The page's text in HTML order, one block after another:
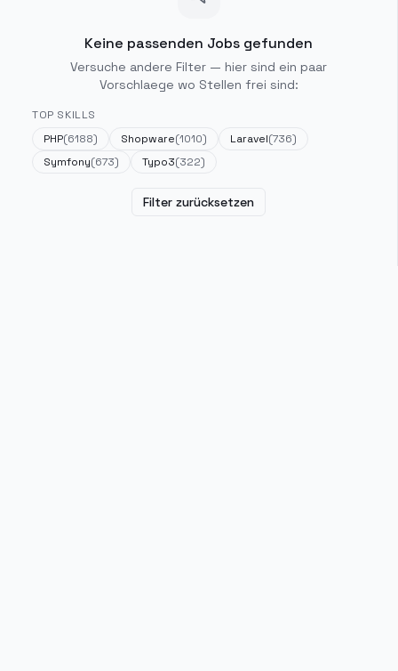
Keine passenden Jobs gefunden
Versuche andere Filter — hier sind ein paar
Vorschlaege wo Stellen frei sind:
TOP SKILLS
PHP(6188) Shopware(1010) Laravel(736)
Symfony(673) Typo3(322)
Filter zurücksetzen